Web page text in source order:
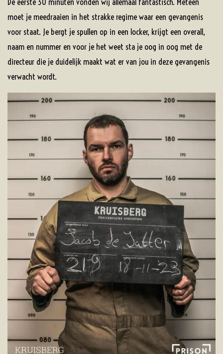
De eerste 30 minuten vonden wij allemaal fantastisch. Meteen
moet je meedraaien in het strakke regime waar een gevangenis
voor staat. Je bergt je spullen op in een locker, krijgt een overall,
naam en nummer en voor je het weet sta je oog in oog met de
directeur die je duidelijk maakt wat er van jou in deze gevangenis
verwacht wordt.